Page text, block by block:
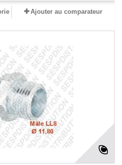
Ajouter au comparateur